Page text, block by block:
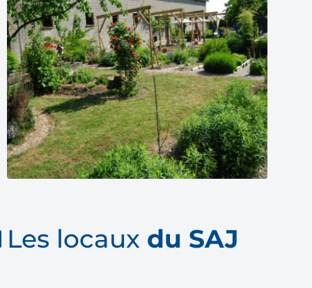
Les locaux du SAJ